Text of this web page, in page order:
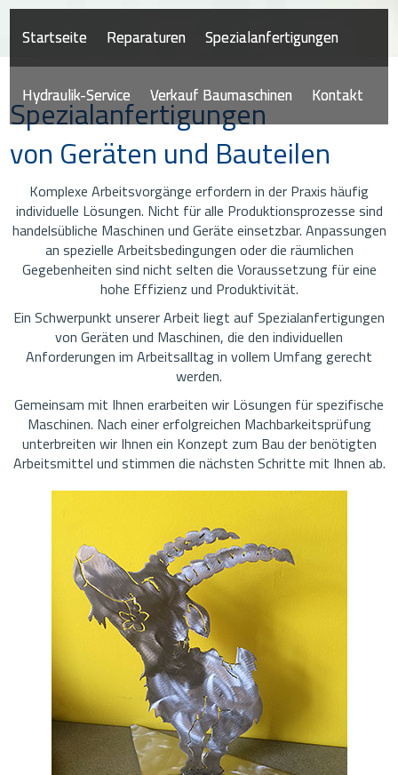
Startseite Reparaturen Spezialanfertigungen
Hydraulik-Service Verkauf Baumaschinen Kontakt
Spezialanfertigungen
von Geräten und Bauteilen
Komplexe Arbeitsvorgänge erfordern in der Praxis häufig
individuelle Lösungen. Nicht für alle Produktionsprozesse sind
handelsübliche Maschinen und Geräte einsetzbar. Anpassungen
an spezielle Arbeitsbedingungen oder die räumlichen
Gegebenheiten sind nicht selten die Voraussetzung für eine
hohe Effizienz und Produktivität.
Ein Schwerpunkt unserer Arbeit liegt auf Spezialanfertigungen
von Geräten und Maschinen, die den individuellen
Anforderungen im Arbeitsalltag in vollem Umfang gerecht
werden.
Gemeinsam mit Ihnen erarbeiten wir Lösungen für spezifische
Maschinen. Nach einer erfolgreichen Machbarkeitsprüfung
unterbreiten wir Ihnen ein Konzept zum Bau der benötigten
Arbeitsmittel und stimmen die nächsten Schritte mit Ihnen ab.